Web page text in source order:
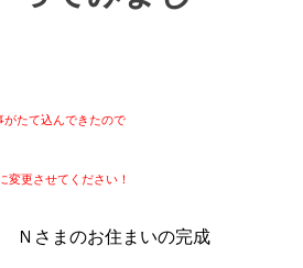
がたて込んできたので
更させてください！
Ｎさまのお住まいの完成